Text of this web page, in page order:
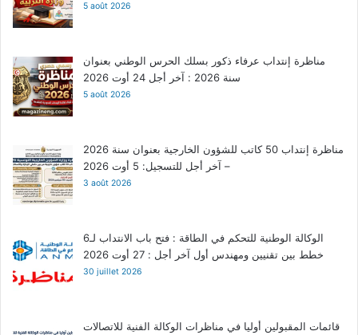
5 août 2026
مناظرة إنتداب عرفاء ذكور بسلك الحرس الوطني بعنوان
سنة 2026 : آخر أجل 24 أوت 2026
5 août 2026
مناظرة إنتداب 50 كاتب للشؤون الخارجية بعنوان سنة 2026
– آخر أجل للتسجيل: 5 أوت 2026
3 août 2026
الوكالة الوطنية للتحكم في الطاقة : فتح باب الانتداب لـ6
خطط بين تقنيين ومهندس أول آخر أجل : 27 أوت 2026
30 juillet 2026
قائمات المقبولين أوليا في مناظرات الوكالة الفنية للاتصالات